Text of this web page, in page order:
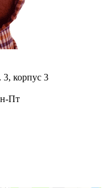
3, корпус 3
Пт